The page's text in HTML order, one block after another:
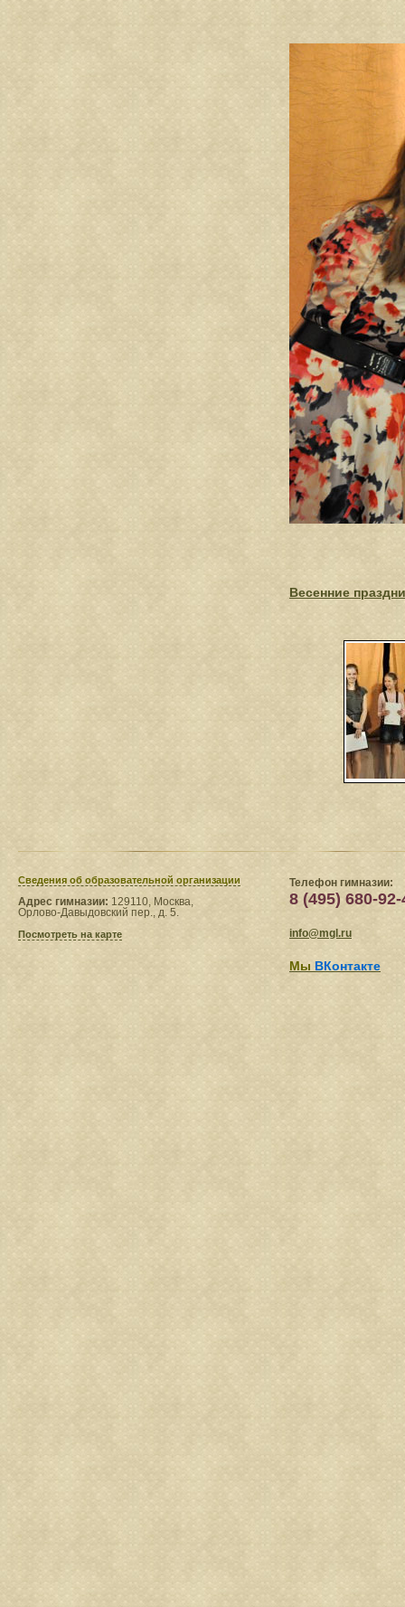
Весенние
Сведения​ об образовательной организации
Адрес гимназии: 129110, Москва,
Орлово-Давыдовский пер., д. 5.
Посмотреть на карте
Телефон гимназии:
8 (495) 680-92-
info@mgl.ru
Мы ВКонтакте